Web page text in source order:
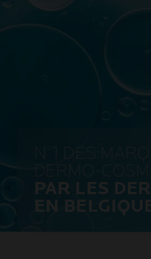
N°1 DES
DERMO-
PAR LES
EN